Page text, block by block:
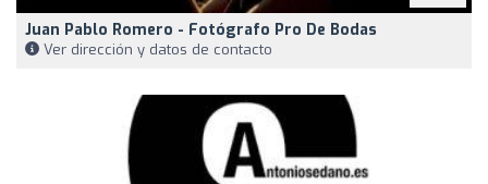
Juan Pablo Romero - Fotógrafo Pro De Bodas
Ver dirección y datos de contacto